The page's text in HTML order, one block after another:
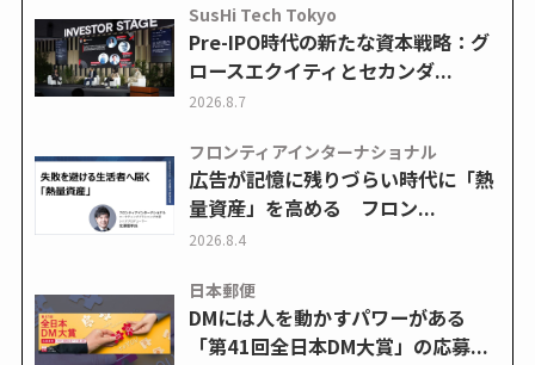
SusHi Tech Tokyo
Pre-IPO時代の新たな資本戦略：グ
ロースエクイティとセカンダ...
2026.8.7
フロンティアインターナショナル
広告が記憶に残りづらい時代に「熱
量資産」を高める フロン...
2026.8.4
日本郵便
DMには人を動かすパワーがある
「第41回全日本DM大賞」の応募...